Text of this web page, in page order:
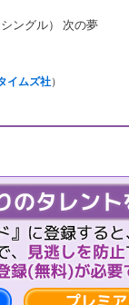
ングル） 次の夢
イムズ社）